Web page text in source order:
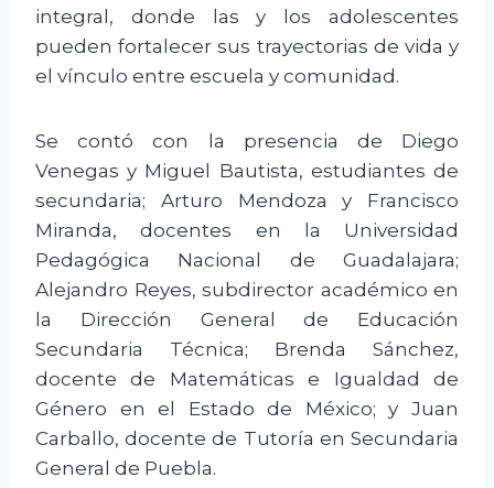
integral, donde las y los adolescentes
pueden fortalecer sus trayectorias de vida y
el vínculo entre escuela y comunidad.
Se contó con la presencia de Diego
Venegas y Miguel Bautista, estudiantes de
secundaria; Arturo Mendoza y Francisco
Miranda, docentes en la Universidad
Pedagógica Nacional de Guadalajara;
Alejandro Reyes, subdirector académico en
la Dirección General de Educación
Secundaria Técnica; Brenda Sánchez,
docente de Matemáticas e Igualdad de
Género en el Estado de México; y Juan
Carballo, docente de Tutoría en Secundaria
General de Puebla.